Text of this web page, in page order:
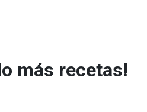
más recetas!